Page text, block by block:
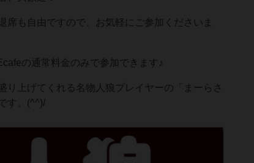
席も自由ですので、お気軽にご参加くださいま
の通常料金のみで参加できます♪
り上げてくれる名物人狼プレイヤーの「まーらさ
す。(^^)/